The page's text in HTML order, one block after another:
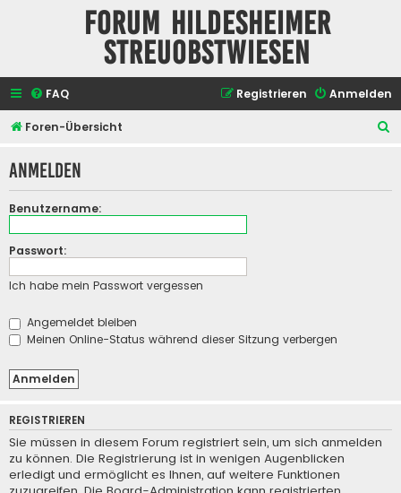
Forum Hildesheimer
Streuobstwiesen
FAQ Anmelden
Registrieren
Foren-Übersicht
h
Anmelden
Benutzername:
Passwort:
Ich habe mein Passwort vergessen
Angemeldet bleiben
Meinen Online-Status während dieser Sitzung verbergen
REGISTRIEREN
Sie müssen in diesem Forum registriert sein, um sich anmelden
zu können. Die Registrierung ist in wenigen Augenblicken
erledigt und ermöglicht es Ihnen, auf weitere Funktionen